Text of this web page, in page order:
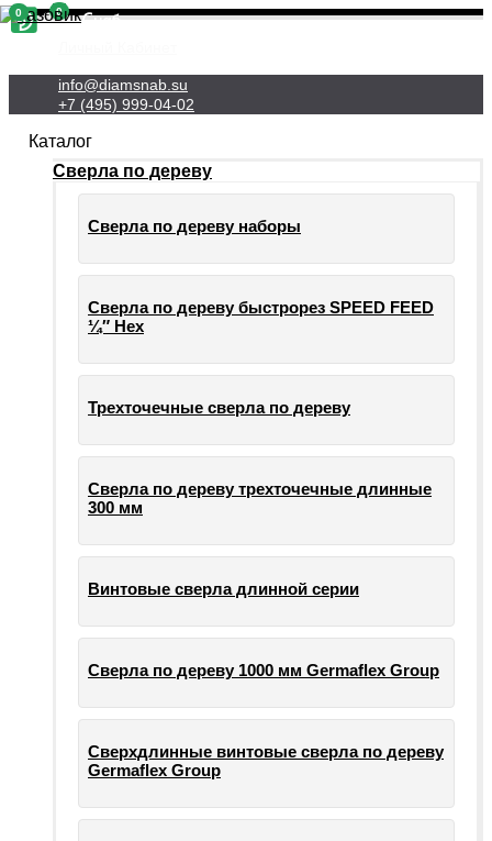
info@diamsnab.su
+7 (495) 999-04-02
0
Каталог
Сверла по дереву
Сверла по дереву наборы
Сверла по дереву быстрорез SPEED FEED
¼″ Hex
Трехточечные сверла по дереву
Сверла по дереву трехточечные длинные
300 мм
Винтовые сверла длинной серии
Сверла по дереву 1000 мм Germaflex Group
Сверхдлинные винтовые сверла по дереву
Germaflex Group
0